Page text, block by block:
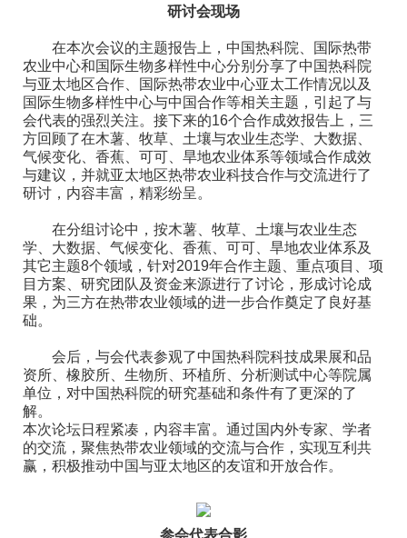
研讨会现场
在本次会议的主题报告上，中国热科院、国际热带
农业中心和国际生物多样性中心分别分享了中国热科院
与亚太地区合作、国际热带农业中心亚太工作情况以及
国际生物多样性中心与中国合作等相关主题，引起了与
会代表的强烈关注。接下来的16个合作成效报告上，三
方回顾了在木薯、牧草、土壤与农业生态学、大数据、
气候变化、香蕉、可可、旱地农业体系等领域合作成效
与建议，并就亚太地区热带农业科技合作与交流进行了
研讨，内容丰富，精彩纷呈。
在分组讨论中，按木薯、牧草、土壤与农业生态
学、大数据、气候变化、香蕉、可可、旱地农业体系及
其它主题8个领域，针对2019年合作主题、重点项目、项
目方案、研究团队及资金来源进行了讨论，形成讨论成
果，为三方在热带农业领域的进一步合作奠定了良好基
础。
会后，与会代表参观了中国热科院科技成果展和品
资所、橡胶所、生物所、环植所、分析测试中心等院属
单位，对中国热科院的研究基础和条件有了更深的了
解。
本次论坛日程紧凑，内容丰富。通过国内外专家、学者
的交流，聚焦热带农业领域的交流与合作，实现互利共
赢，积极推动中国与亚太地区的友谊和开放合作。
参会代表合影